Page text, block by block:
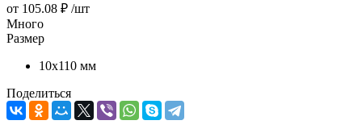
от 105.08 ₽ /шт
Много
Размер
10х110 мм
Поделиться